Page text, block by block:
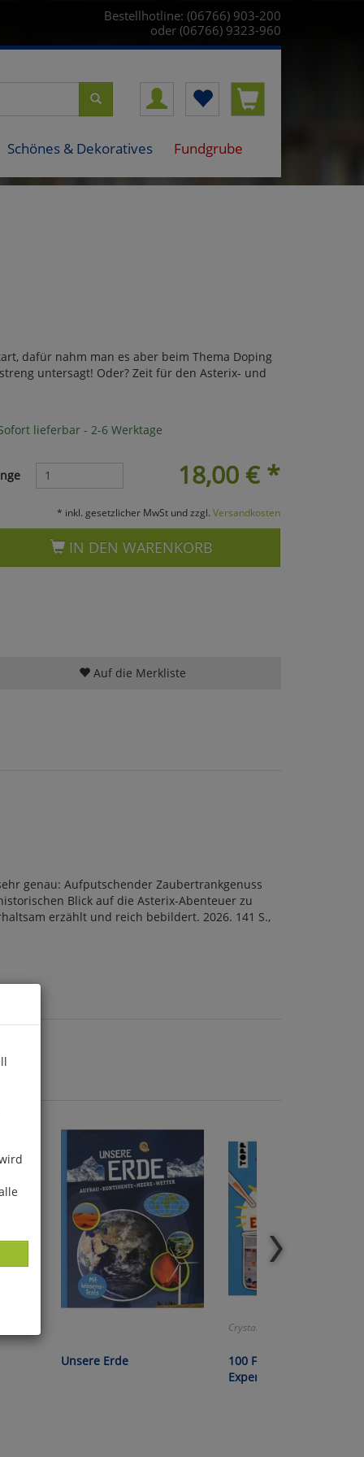
Bestellhotline: (06766) 903-200
oder (06766) 9323-960
Schönes & Dekoratives Fundgrube
dafür nahm man es aber beim Thema Doping
untersagt! Oder? Zeit für den Asterix- und
lieferbar - 2-6 Werktage
18,00 €*
* inkl. gesetzlicher MwSt und zzgl. Versandkosten
IN DEN WARENKORB
Auf die Merkliste
genau: Aufputschender Zaubertrankgenuss
Blick auf die Asterix-Abenteuer zu
erzählt und reich bebildert. 2026. 141 S.,
Unsere Erde
Crystal Chatterton:
100 Fantastische
Experimente für Kids